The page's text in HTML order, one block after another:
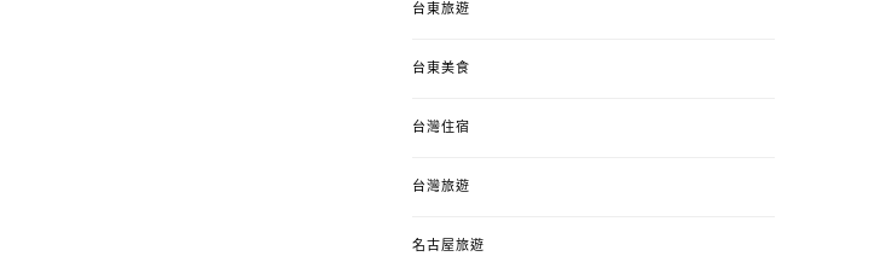
台東旅遊
台東美食
台灣住宿
台灣旅遊
名古屋旅遊